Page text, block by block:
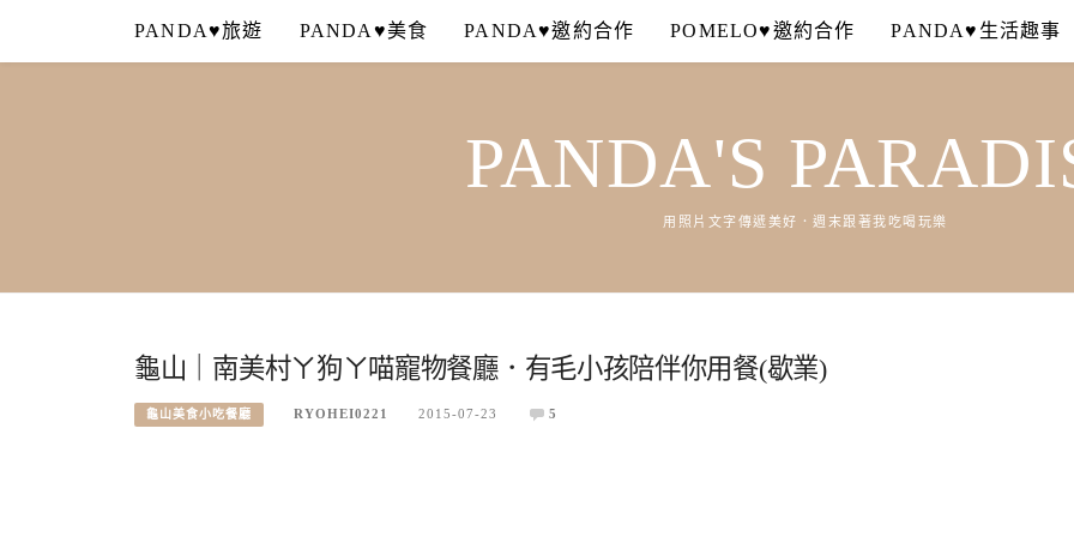
content
PANDA♥旅遊 PANDA♥美食 PANDA♥邀約合作 POMELO♥邀約合作 PANDA♥生活趣事
PANDA'S
用照片文字傳遞美好．週末跟著我吃喝玩樂
龜山｜南美村ㄚ狗ㄚ喵寵物餐廳．有毛小孩陪伴你用餐(歇業)
龜山美食小吃餐廳 RYOHEI0221 2015-07-23 5